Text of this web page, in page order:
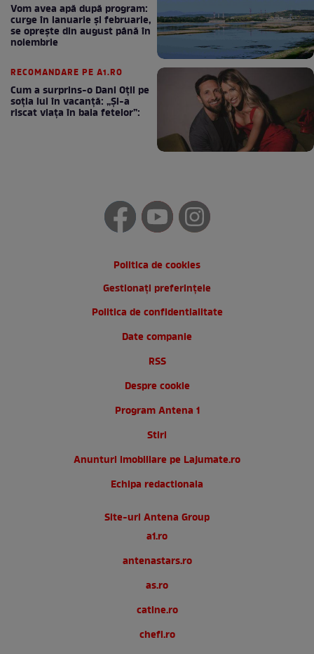
Vom avea apă după program:
curge în ianuarie și februarie,
se oprește din august până în
noiembrie
RECOMANDARE PE A1.RO
Cum a surprins-o Dani Oțil pe
soția lui în vacanță: „Și-a
riscat viața în baia fetelor”:
Politica de cookies
Gestionați preferințele
Politica de confidentialitate
Date companie
RSS
Despre cookie
Program Antena 1
Stiri
Anunturi imobiliare pe Lajumate.ro
Echipa redactionala
Site-uri Antena Group
a1.ro
antenastars.ro
as.ro
catine.ro
chefi.ro